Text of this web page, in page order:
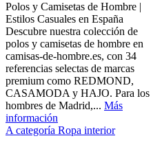
Polos y Camisetas de Hombre |
Estilos Casuales en España
Descubre nuestra colección de
polos y camisetas de hombre en
camisas-de-hombre.es, con 34
referencias selectas de marcas
premium como REDMOND,
CASAMODA y HAJO. Para los
hombres de Madrid,... Más
información
A categoría Ropa interior